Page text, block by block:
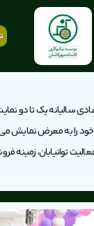
سالیانه یک تا دو
را به معرض نمایش
توانیابان، زمینه